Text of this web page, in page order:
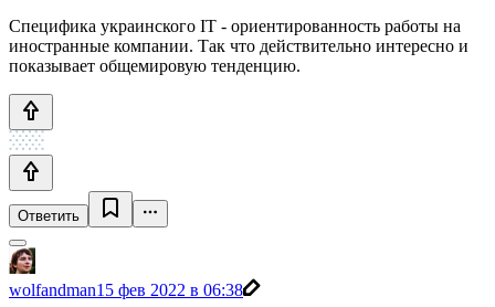
Cпецифика украинского IT - ориентированность работы на
иностранные компании. Так что действительно интересно и
показывает общемировую тенденцию.
Ответить
wolfandman15 фев 2022 в 06:38